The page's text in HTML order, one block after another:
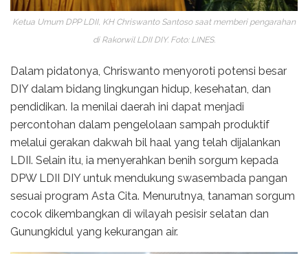
Ketua Umum DPP LDII, KH Chriswanto Santoso saat memberi pengarahan
di Rakorwil LDII DIY. Foto: LINES.
Dalam pidatonya, Chriswanto menyoroti potensi besar
DIY dalam bidang lingkungan hidup, kesehatan, dan
pendidikan. Ia menilai daerah ini dapat menjadi
percontohan dalam pengelolaan sampah produktif
melalui gerakan dakwah bil haal yang telah dijalankan
LDII. Selain itu, ia menyerahkan benih sorgum kepada
DPW LDII DIY untuk mendukung swasembada pangan
sesuai program Asta Cita. Menurutnya, tanaman sorgum
cocok dikembangkan di wilayah pesisir selatan dan
Gunungkidul yang kekurangan air.